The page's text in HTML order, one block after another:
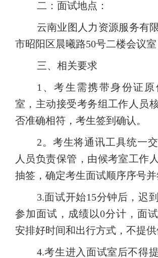
二：面试地点：
云南业图人力资源服务有
市昭阳区晨曦路50号二楼会议室
三、相关要求
1、考生需携带身份证
室，主动接受考务组工作人员
否准确相符，考生签到确认。
2。考生将通讯工具统一
人员负责保管，由候考室工作
抽签，确定考生面试顺序序号并
3.面试开始15分钟后，迟
参加面试，成绩以0分计，面
安排好时间和出行方式，不提供
4.考生进入面试室后不得